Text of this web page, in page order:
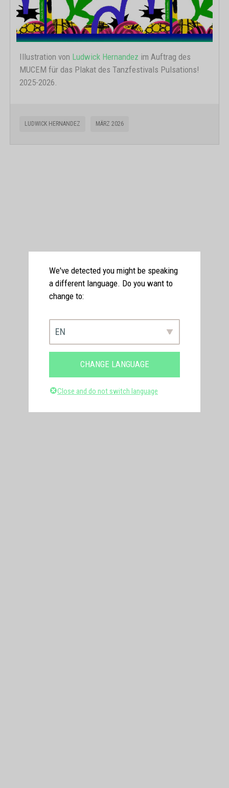
Illustration von Ludwick Hernandez im Auftrag des
MUCEM für das Plakat des Tanzfestivals Pulsations!
2025-2026.
LUDWICK HERNANDEZ MÄRZ 2026
We've detected you might be speaking
a different language. Do you want to
change to:
EN
CHANGE LANGUAGE
Close and do not switch language